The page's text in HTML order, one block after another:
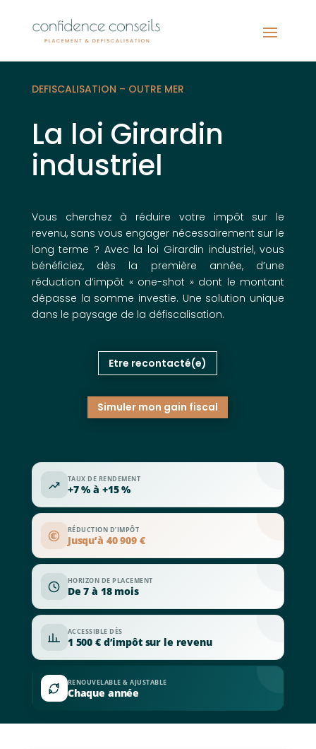
DEFISCALISATION – OUTRE MER
La loi Girardin
industriel
Vous cherchez à réduire votre impôt sur le
revenu, sans vous engager nécessairement sur le
long terme ? Avec la loi Girardin industriel, vous
bénéficiez, dès la première année, d’une
réduction d’impôt « one-shot » dont le montant
dépasse la somme investie. Une solution unique
dans le paysage de la défiscalisation.
Etre recontacté(e)
Simuler mon gain fiscal
TAUX DE RENDEMENT
+7 % à +15 %
RÉDUCTION D’IMPÔT
Jusqu’à 40 909 €
HORIZON DE PLACEMENT
De 7 à 18 mois
ACCESSIBLE DÈS
1 500 € d’impôt sur le revenu
RENOUVELABLE & AJUSTABLE
Chaque année